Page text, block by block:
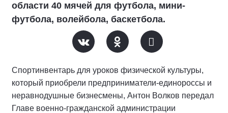
области 40 мячей для футбола, мини-
футбола, волейбола, баскетбола.
Спортинвентарь для уроков физической культуры,
который приобрели предприниматели-единороссы и
неравнодушные бизнесмены, Антон Волков передал
Главе военно-гражданской администрации